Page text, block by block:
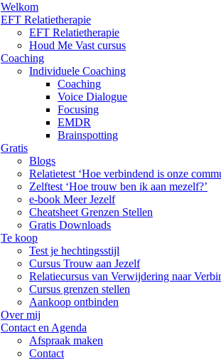
Welkom
EFT Relatietherapie
EFT Relatietherapie
Houd Me Vast cursus
Coaching
Individuele Coaching
Coaching
Voice Dialogue
Focusing
EMDR
Brainspotting
Gratis
Blogs
Relatietest ‘Hoe verbindend is onze
Zelftest ‘Hoe trouw ben ik aan mezelf?’
e-book Meer Jezelf
Cheatsheet Grenzen Stellen
Gratis Downloads
Te koop
Test je hechtingsstijl
Cursus Trouw aan Jezelf
Relatiecursus van Verwijdering naar
Cursus grenzen stellen
Aankoop ontbinden
Over mij
Contact en Agenda
Afspraak maken
Contact